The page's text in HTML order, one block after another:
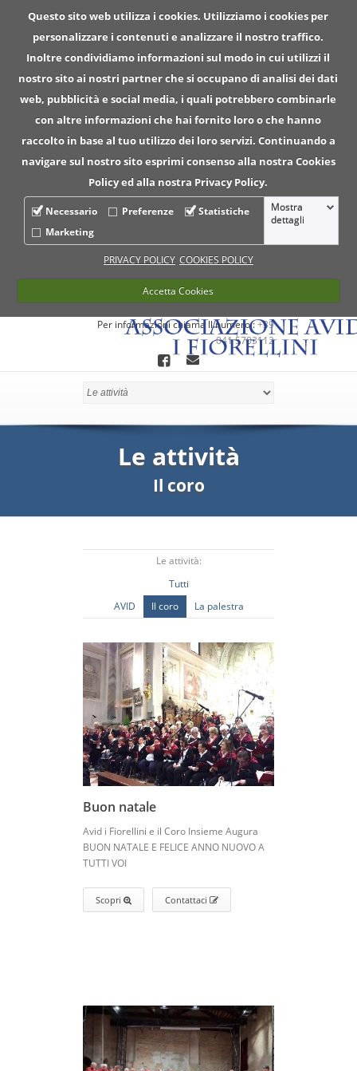
Questo sito web utilizza i cookies. Utilizziamo i cookies per
personalizzare i contenuti e analizzare il nostro traffico.
Inoltre condividiamo informazioni sul modo in cui utilizzi il
nostro sito ai nostri partner che si occupano di analisi dei dati
web, pubblicità e social media, i quali potrebbero combinarle
con altre informazioni che hai fornito loro o che hanno
raccolto in base al tuo utilizzo dei loro servizi. Continuando a
navigare sul nostro sito esprimi consenso alla nostra Cookies
Policy ed alla nostra Privacy Policy.
Necessario Preferenze
Statistiche
Marketing
Mostra
dettagli
PRIVACY POLICY COOKIES POLICY
Accetta Cookies
Per informazioni chiama ll numero :+39
041 5703112
Le attività
Il coro
Le attività:
Tutti
AVID
Il coro La palestra
Buon natale
Avid i Fiorellini e il Coro Insieme Augura
BUON NATALE E FELICE ANNO NUOVO A
TUTTI VOI
Scopri Contattaci